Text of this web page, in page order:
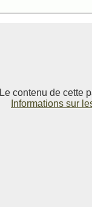
Le contenu de cette
Informations sur